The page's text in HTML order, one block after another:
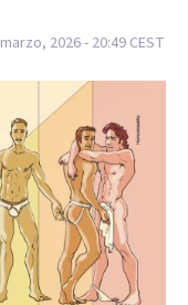
2026 - 20:49CEST